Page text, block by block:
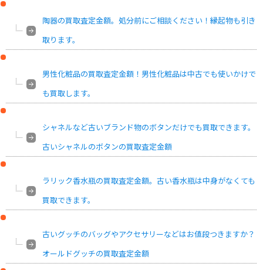
陶器の買取査定金額。処分前にご相談ください！縁起物も引き
取ります。
男性化粧品の買取査定金額！男性化粧品は中古でも使いかけで
も買取します。
シャネルなど古いブランド物のボタンだけでも買取できます。
古いシャネルのボタンの買取査定金額
ラリック香水瓶の買取査定金額。古い香水瓶は中身がなくても
買取できます。
古いグッチのバッグやアクセサリーなどはお値段つきますか？
オールドグッチの買取査定金額